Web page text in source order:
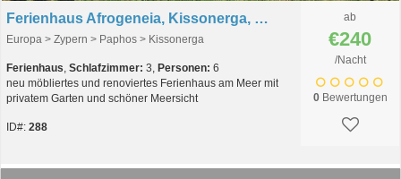
Ferienhaus Afrogeneia, Kissonerga, Paphos, Zypern
Europa > Zypern > Paphos > Kissonerga
Ferienhaus, Schlafzimmer: 3, Personen: 6
neu möbliertes und renoviertes Ferienhaus am Meer mit
privatem Garten und schöner Meersicht
ID#: 288
ab
€240
/Nacht
0Bewertungen